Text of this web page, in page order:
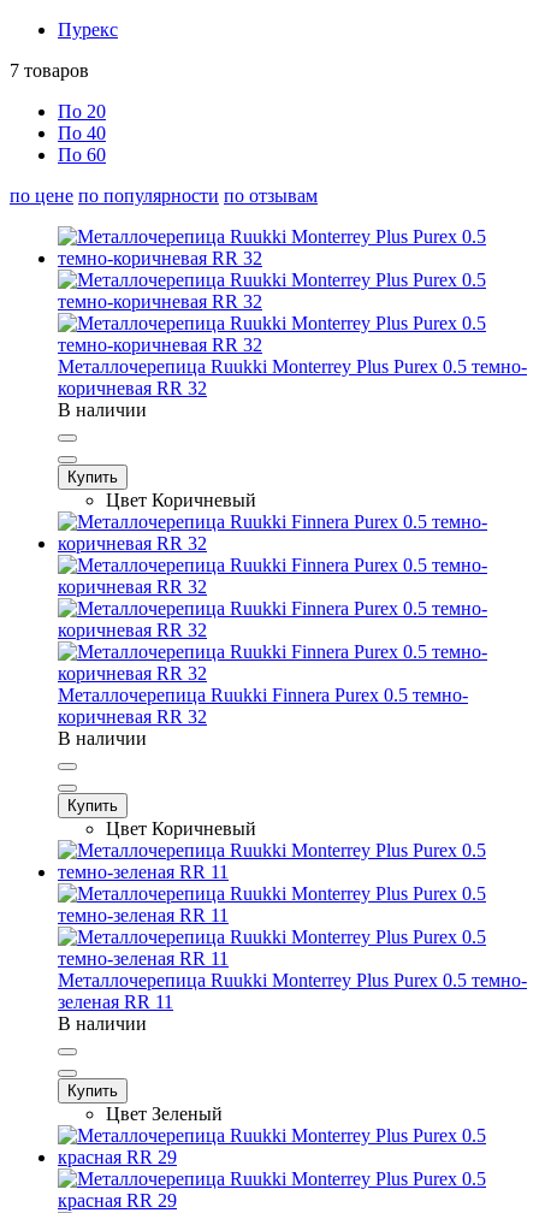
Пурекс
7 товаров
По 20
По 40
По 60
по цене по популярности по отзывам
Металлочерепица Ruukki Monterrey Plus Purex 0.5 темно-
коричневая RR 32
В наличии
Купить
Цвет Коричневый
Металлочерепица Ruukki Finnera Purex 0.5 темно-
коричневая RR 32
В наличии
Купить
Цвет Коричневый
Металлочерепица Ruukki Monterrey Plus Purex 0.5 темно-
зеленая RR 11
В наличии
Купить
Цвет Зеленый